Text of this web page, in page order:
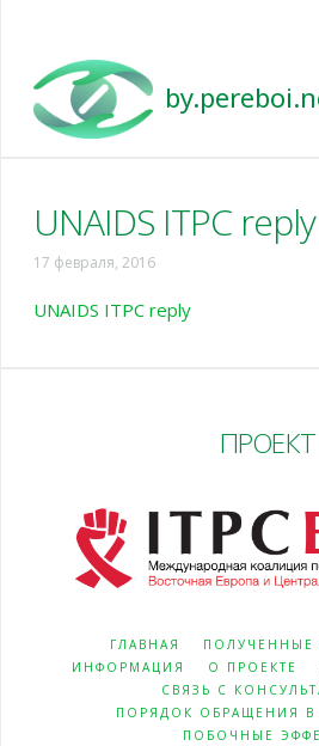
Pereboi
UNAIDS ITPC reply
17 февраля, 2016
UNAIDS ITPC reply
ПРОЕКТ
ГЛАВНАЯ
ИНФОРМАЦИЯ
О ПРОЕКТЕ
СВЯЗЬ С
ПОРЯДОК ОБРАЩЕНИЯ В
ПОБОЧНЫЕ